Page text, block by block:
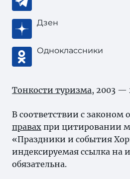
Дзен
Одноклассники
Тонкости туризма, 2003 —
В соответствии с законом
правах при цитировании
«Праздники и события
индексируемая ссылка на
обязательна.